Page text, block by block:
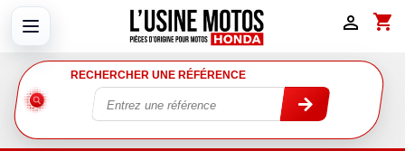
shopping_cart

RECHERCHER UNE RÉFÉRENCE